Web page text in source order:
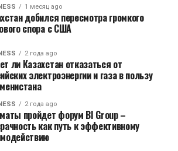
1 месяц ago
добился пересмотра громкого
спора с США
2 года ago
ли Казахстан отказаться от
электроэнергии и газа в пользу
2 года ago
пройдет форум BI Group –
как путь к эффективному